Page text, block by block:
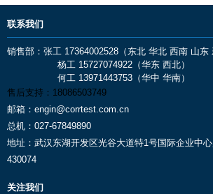
联系我们
销售部：张工 17364002528（东北 华北 西南 山东
杨工 15727074922（华东 西北）
何工 13971443753（华中 华南）
售后支持： 18086503749
邮箱： engin@corrtest.com.cn
总机： 027-67849890
地址： 武汉东湖开发区光谷大道特1号国际企业中
430074
关注我们